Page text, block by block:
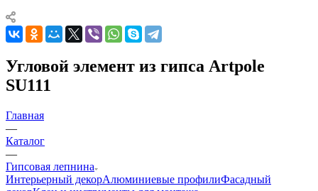
Угловой элемент из гипса Artpole
SU111
Главная
—
Каталог
—
Гипсовая лепнина
Интерьерный декорАлюминиевые профилиФасадный